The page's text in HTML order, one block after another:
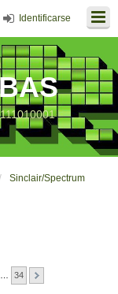
Identificarse
Sinclair/Spectrum
34